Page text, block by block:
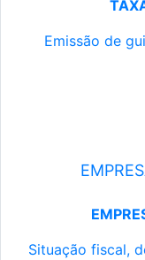
Emissão de
Situação fiscal,